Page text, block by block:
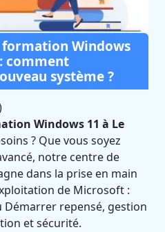
11 à Le
et éligible CPF
Windows
comment
système ?
Windows 11 à Le
? Que vous soyez
notre centre de
dans la prise en main
de Microsoft :
repensé, gestion
et sécurité.